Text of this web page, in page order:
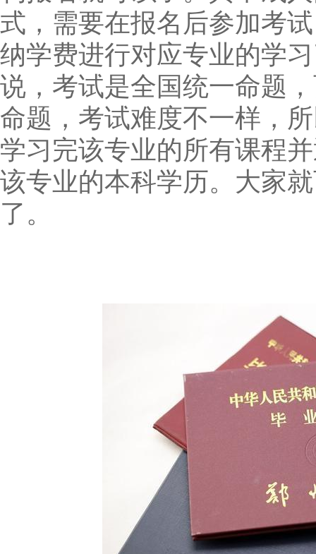
式 ，需要在报名后参加考
纳学费进行对应专业的学
说，考试是全国统一命题
命题，考试难度不一样，
学习完该专业的所有课程
该专业的本科学历。 大家
了。